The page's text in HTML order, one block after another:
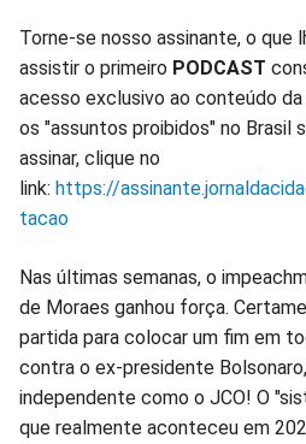
Torne-se nosso assinante, o que
assistir o primeiro PODCAST
acesso exclusivo ao conteúdo
os "assuntos proibidos" no Brasil
assinar, clique no
link: https://
tacao
Nas últimas semanas, o
de Moraes ganhou força.
partida para colocar um fim em
contra o ex-presidente
independente como o JCO! O
que realmente aconteceu em